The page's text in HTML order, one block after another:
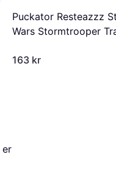
Puckator Resteazzz
Wars Stormtrooper
163 kr